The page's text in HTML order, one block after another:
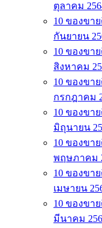
ตุลาคม
10 ของขา
กันยายน
10 ของขา
สิงหาคม
10 ของขา
กรกฎาคม
10 ของขา
มิถุนายน
10 ของขา
พฤษภาคม
10 ของขา
เมษายน
10 ของขา
มีนาคม